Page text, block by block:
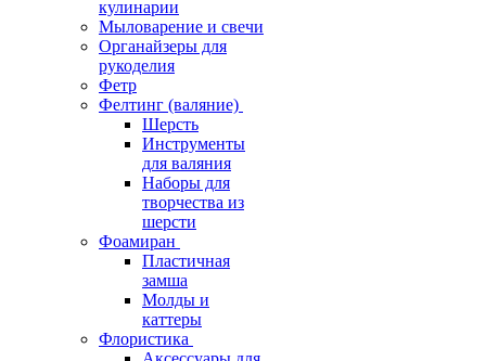
кулинарии
Мыловарение и свечи
Органайзеры для
рукоделия
Фетр
Фелтинг (валяние)
Шерсть
Инструменты
для валяния
Наборы для
творчества из
шерсти
Фоамиран
Пластичная
замша
Молды и
каттеры
Флористика